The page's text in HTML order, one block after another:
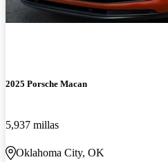
2025 Porsche Macan
5,937 millas
Oklahoma City, OK